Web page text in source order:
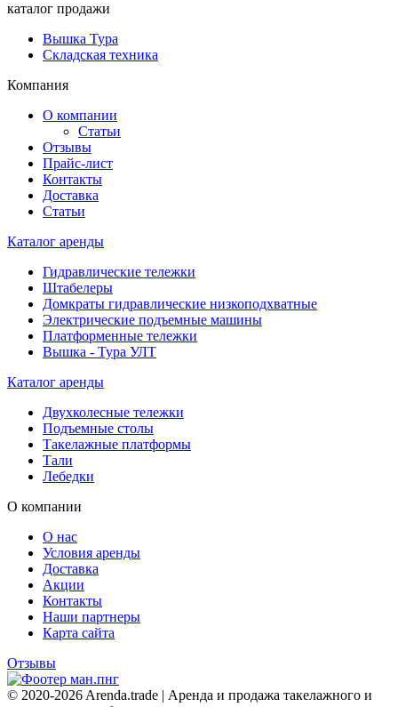
каталог продажи
Вышка Тура
Складская техника
Компания
О компании
Статьи
Отзывы
Прайс-лист
Контакты
Доставка
Статьи
Каталог аренды
Гидравлические тележки
Штабелеры
Домкраты гидравлические низкоподхватные
Электрические подъемные машины
Платформенные тележки
Вышка - Тура УЛТ
Каталог аренды
Двухколесные тележки
Подъемные столы
Такелажные платформы
Тали
Лебедки
О компании
О нас
Условия аренды
Доставка
Акции
Контакты
Наши партнеры
Карта сайта
Отзывы
© 2020-2026 Arenda.trade | Аренда и продажа такелажного и